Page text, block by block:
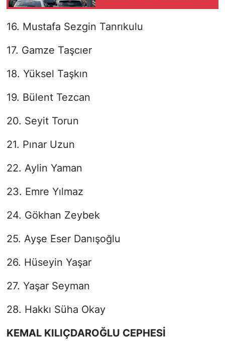
16. Mustafa Sezgin Tanrıkulu
17. Gamze Taşcıer
18. Yüksel Taşkın
19. Bülent Tezcan
20. Seyit Torun
21. Pınar Uzun
22. Aylin Yaman
23. Emre Yılmaz
24. Gökhan Zeybek
25. Ayşe Eser Danışoğlu
26. Hüseyin Yaşar
27. Yaşar Seyman
28. Hakkı Süha Okay
KEMAL KILIÇDAROĞLU CEPHESİ